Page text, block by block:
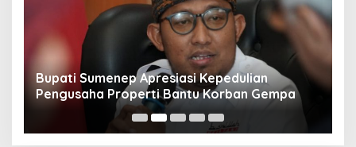
Bupati Sumenep Apresiasi Kepedulian
Pengusaha Properti Bantu Korban Gempa